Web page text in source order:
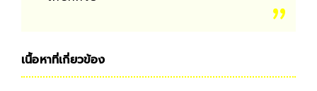
เนื้อหาที่เกี่ยวข้อง